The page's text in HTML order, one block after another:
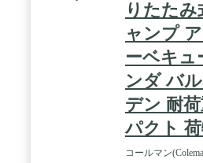
りたたみ
ャンプ
ーベキュ
ンダ バ
デン 耐
パクト
コールマン